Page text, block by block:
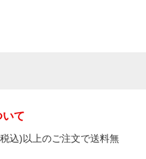
いて
込)以上のご注文で送料無